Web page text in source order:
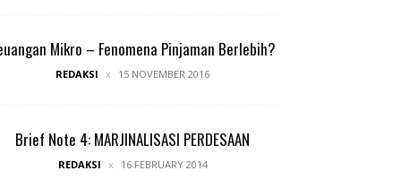
Mikro – Fenomena Pinjaman Berlebih?
REDAKSI 15 NOVEMBER 2016
Brief Note 4: MARJINALISASI PERDESAAN
REDAKSI 16 FEBRUARY 2014